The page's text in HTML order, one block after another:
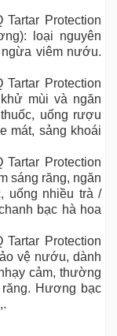
Protection
loại nguyên
viêm nướu.
Protection
mùi và ngăn
uống rượu
mát, sảng khoái
Protection
sáng răng, ngăn
uống nhiều trà /
bạc hà hoa
Protection
vệ nướu, dành
cảm, thường
Hương bạc